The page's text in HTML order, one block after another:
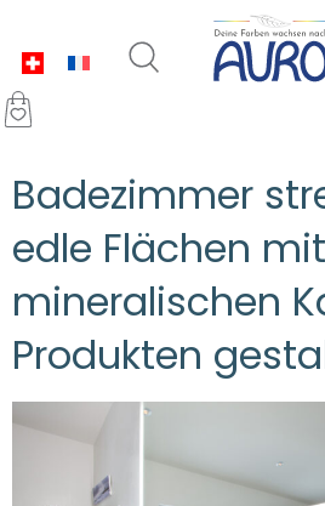
Badezimmer
edle Flächen
mineralischen
Produkten